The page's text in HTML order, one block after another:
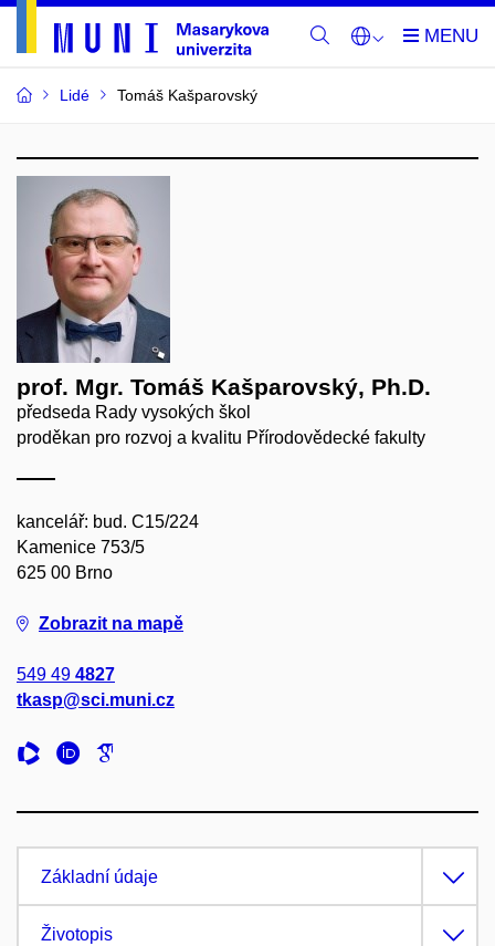
Lidé Tomáš Kašparovský
prof. Mgr. Tomáš Kašparovský, Ph.D.
předseda Rady vysokých škol
proděkan pro rozvoj a kvalitu Přírodovědecké fakulty
kancelář: bud. C15/224
Kamenice 753/5
625 00 Brno
Zobrazit na mapě
549 49 4827
tkasp@sci.muni.cz
Základní údaje
Životopis